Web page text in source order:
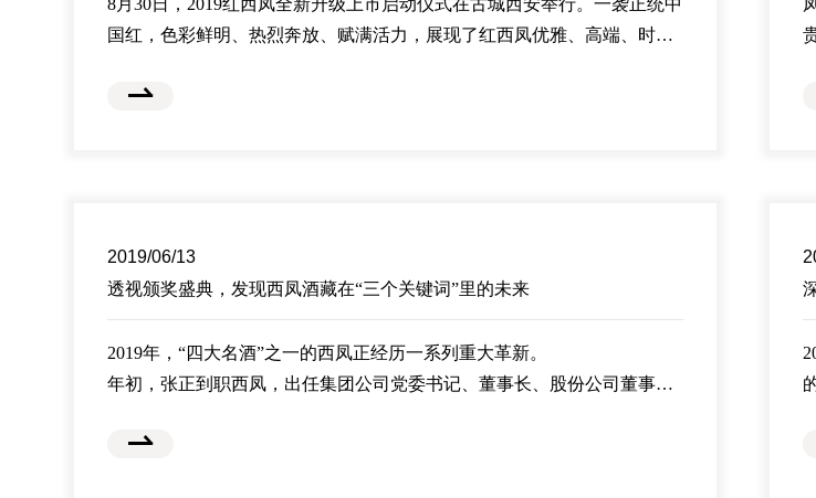
8月30日，2019红西凤全新升级上市启动仪式在古城西安举行。一袭正统中
国红，色彩鲜明、热烈奔放、赋满活力，展现了红西凤优雅、高端、时
安精彩亮相，中国四大名酒之一的西凤酒家族“颜值担当”红西凤，全面升
2019/06/13
透视颁奖盛典，发现西凤酒藏在“三个关键词”里的未来
2019年，“四大名酒”之一的西凤正经历一系列重大革新。
年初，张正到职西凤，出任集团公司党委书记、董事长、股份公司董事
在这个过程中，虽然一直有关于西凤发展的解读传出，但西凤确切的发展